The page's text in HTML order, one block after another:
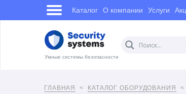
Каталог О компании Услуги
Умные системы безопасности
ГЛАВНАЯ КАТАЛОГ ОБОРУДОВАНИЯ